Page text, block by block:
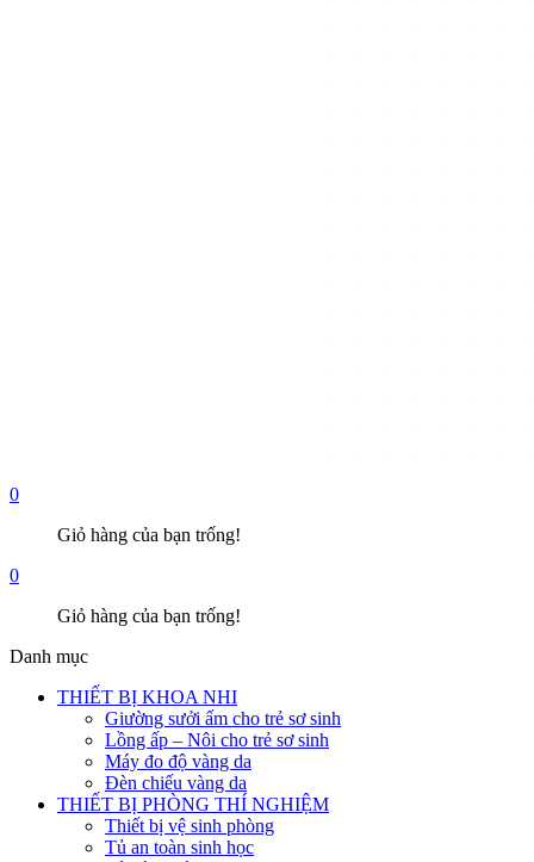
0
Giỏ hàng của bạn trống!
0
Giỏ hàng của bạn trống!
Danh mục
THIẾT BỊ KHOA NHI
Giường sưởi ấm cho trẻ sơ sinh
Lồng ấp – Nôi cho trẻ sơ sinh
Máy đo độ vàng da
Đèn chiếu vàng da
THIẾT BỊ PHÒNG THÍ NGHIỆM
Thiết bị vệ sinh phòng
Tủ an toàn sinh học